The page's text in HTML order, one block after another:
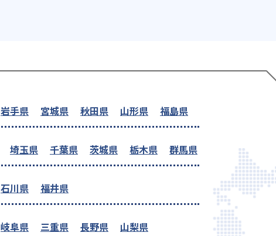
岩手県 宮城県 秋田県 山形県 福島県
埼玉県 千葉県 茨城県 栃木県 群馬県
石川県 福井県
岐阜県 三重県 長野県 山梨県